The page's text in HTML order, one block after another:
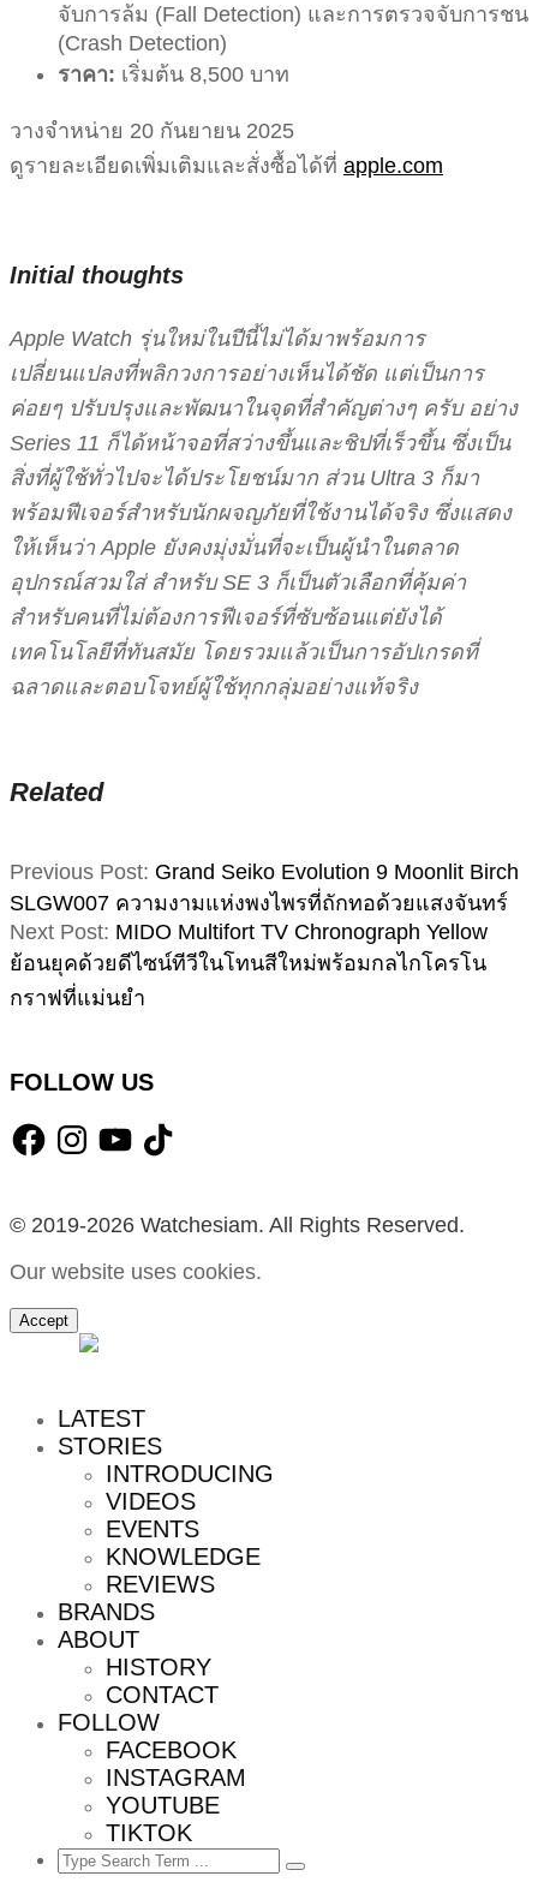
จับการล้ม (Fall Detection) และการตรวจจับการชน
(Crash Detection)
ราคา: เริ่มต้น 8,500 บาท
วางจำหน่าย 20 กันยายน 2025
ดูรายละเอียดเพิ่มเติมและสั่งซื้อได้ที่ apple.com
Initial thoughts
Apple Watch รุ่นใหม่ในปีนี้ไม่ได้มาพร้อมการ
เปลี่ยนแปลงที่พลิกวงการอย่างเห็นได้ชัด แต่เป็นการ
ค่อยๆ ปรับปรุงและพัฒนาในจุดที่สำคัญต่างๆ ครับ อย่าง
Series 11 ก็ได้หน้าจอที่สว่างขึ้นและชิปที่เร็วขึ้น ซึ่งเป็น
สิ่งที่ผู้ใช้ทั่วไปจะได้ประโยชน์มาก ส่วน Ultra 3 ก็มา
พร้อมฟีเจอร์สำหรับนักผจญภัยที่ใช้งานได้จริง ซึ่งแสดง
ให้เห็นว่า Apple ยังคงมุ่งมั่นที่จะเป็นผู้นำในตลาด
อุปกรณ์สวมใส่ สำหรับ SE 3 ก็เป็นตัวเลือกที่คุ้มค่า
สำหรับคนที่ไม่ต้องการฟีเจอร์ที่ซับซ้อนแต่ยังได้
เทคโนโลยีที่ทันสมัย โดยรวมแล้วเป็นการอัปเกรดที่
ฉลาดและตอบโจทย์ผู้ใช้ทุกกลุ่มอย่างแท้จริง
Related
2025-
09-
10
Previous Post: Grand Seiko Evolution 9 Moonlit Birch
SLGW007 ความงามแห่งพงไพรที่ถักทอด้วยแสงจันทร์
Next Post: MIDO Multifort TV Chronograph Yellow
ย้อนยุคด้วยดีไซน์ทีวีในโทนสีใหม่พร้อมกลไกโครโน
กราฟที่แม่นยำ
FOLLOW US
FacebookInstagramYouTube
TikTok
© 2019-2026 Watchesiam. All Rights Reserved.
Our website uses cookies.
Accept
LATEST
STORIES
INTRODUCING
VIDEOS
EVENTS
KNOWLEDGE
REVIEWS
BRANDS
ABOUT
HISTORY
CONTACT
FOLLOW
FACEBOOK
INSTAGRAM
YOUTUBE
TIKTOK
Search